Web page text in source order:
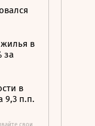
в
за
в
9,3 п.п.